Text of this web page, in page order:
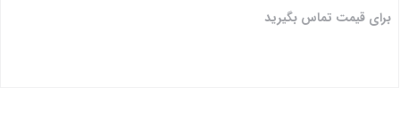
برای قیمت تماس بگیرید